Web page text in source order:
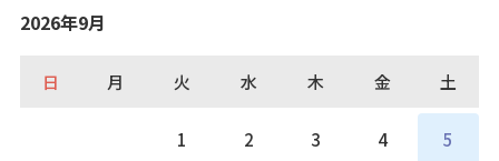
2026年9月
日 月 火 水 木 金 土
1 2 3 4 5